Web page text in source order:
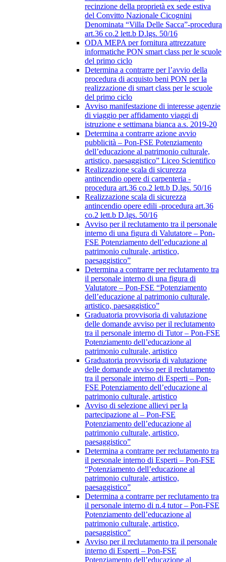
recinzione della proprietà ex sede estiva
del Convitto Nazionale Cicognini
Denominata “Villa Delle Sacca”-procedura
art.36 co.2 lett.b D.lgs. 50/16
ODA MEPA per fornitura attrezzature
informatiche PON smart class per le scuole
del primo ciclo
Determina a contrarre per l’avvio della
procedura di acquisto beni PON per la
realizzazione di smart class per le scuole
del primo ciclo
Avviso manifestazione di interesse agenzie
di viaggio per affidamento viaggi di
istruzione e settimana bianca a.s. 2019-20
Determina a contrarre azione avvio
pubblicità – Pon-FSE Potenziamento
dell’educazione al patrimonio culturale,
artistico, paesaggistico” Liceo Scientifico
Realizzazione scala di sicurezza
antincendio opere di carpenteria -
procedura art.36 co.2 lett.b D.lgs. 50/16
Realizzazione scala di sicurezza
antincendio opere edili -procedura art.36
co.2 lett.b D.lgs. 50/16
Avviso per il reclutamento tra il personale
interno di una figura di Valutatore – Pon-
FSE Potenziamento dell’educazione al
patrimonio culturale, artistico,
paesaggistico”
Determina a contrarre per reclutamento tra
il personale interno di una figura di
Valutatore – Pon-FSE “Potenziamento
dell’educazione al patrimonio culturale,
artistico, paesaggistico”
Graduatoria provvisoria di valutazione
delle domande avviso per il reclutamento
tra il personale interno di Tutor – Pon-FSE
Potenziamento dell’educazione al
patrimonio culturale, artistico
Graduatoria provvisoria di valutazione
delle domande avviso per il reclutamento
tra il personale interno di Esperti – Pon-
FSE Potenziamento dell’educazione al
patrimonio culturale, artistico
Avviso di selezione allievi per la
partecipazione al – Pon-FSE
Potenziamento dell’educazione al
patrimonio culturale, artistico,
paesaggistico”
Determina a contrarre per reclutamento tra
il personale interno di Esperti – Pon-FSE
“Potenziamento dell’educazione al
patrimonio culturale, artistico,
paesaggistico”
Determina a contrarre per reclutamento tra
il personale interno di n.4 tutor – Pon-FSE
Potenziamento dell’educazione al
patrimonio culturale, artistico,
paesaggistico”
Avviso per il reclutamento tra il personale
interno di Esperti – Pon-FSE
Potenziamento dell’educazione al